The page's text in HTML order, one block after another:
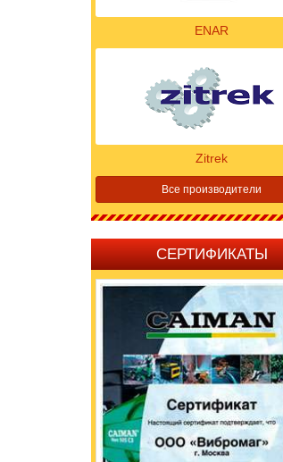
ENAR
Zitrek
Все производители
СЕРТИФИКАТЫ